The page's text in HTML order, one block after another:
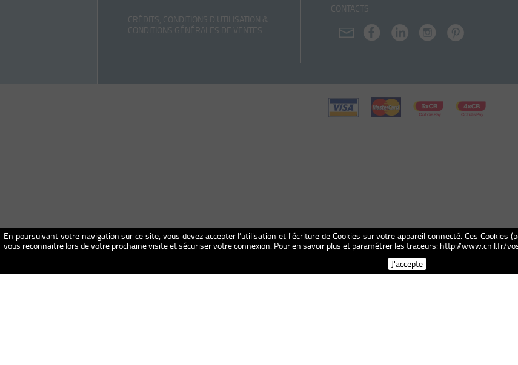
En poursuivant votre navigation sur ce site, vous devez accepter l’utilisation et l'écriture de Cookies sur votre appareil connecté. Ces
vous reconnaitre lors de votre prochaine visite et sécuriser votre connexion. Pour en savoir plus et paramétrer les traceurs: http://
J'accepte
CRÉDITS, CONDITIONS D'UTILISATION &
CONDITIONS GÉNÉRALES DE VENTES.
CONTACTS